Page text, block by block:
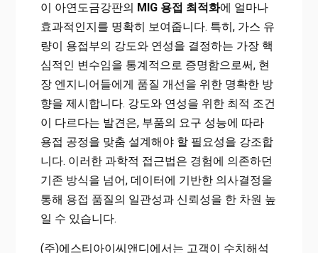
이 아연도금강판의 MIG 용접 최적화에 얼마나
효과적인지를 명확히 보여줍니다. 특히, 가스 유
량이 용접부의 강도와 연성을 결정하는 가장 핵
심적인 변수임을 통계적으로 증명함으로써, 현
장 엔지니어들에게 품질 개선을 위한 명확한 방
향을 제시합니다. 강도와 연성을 위한 최적 조건
이 다르다는 발견은, 부품의 요구 성능에 따라
용접 공정을 맞춤 설계해야 할 필요성을 강조합
니다. 이러한 과학적 접근법은 경험에 의존하던
기존 방식을 넘어, 데이터에 기반한 의사결정을
통해 용접 품질의 일관성과 신뢰성을 한 차원 높
일 수 있습니다.
(주)에스티아이씨앤디에서는 고객이 수치해석